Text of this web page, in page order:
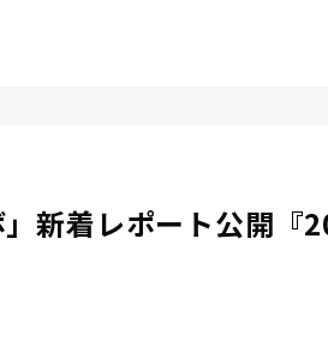
新着レポート公開『